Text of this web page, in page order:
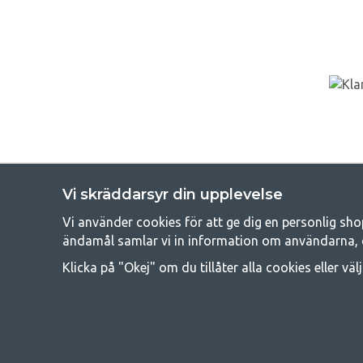
råd med att campa så därför erbjuder vi riktigt bra
Vi skräddarsyr din upplevelse
Vi använder cookies för att ge dig en personlig
ändamål samlar vi in information om användarna,
Klicka på "Okej" om du tillåter alla cookies eller